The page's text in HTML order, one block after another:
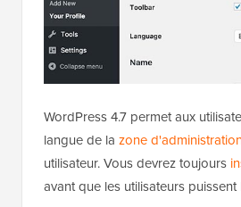
WordPress 4.7 permet aux
langue de la zone
utilisateur. Vous devrez toujours
avant que les utilisateurs puissent